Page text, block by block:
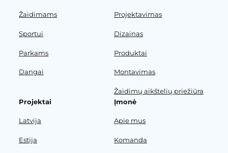
Žaidimams
Sportui
Parkams
Dangai
Projektavimas
Dizainas
Produktai
Montavimas
Žaidimų aikštelių priežiūra
Projektai
Latvija
Estija
Įmonė
Apie mus
Komanda